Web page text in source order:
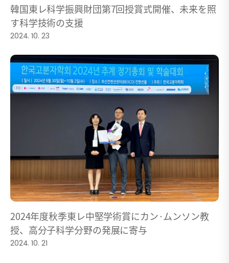
韓国東レ科学振興財団第7回授賞式開催、未来を照
す科学技術の支援
2024. 10. 23
2024年度秋季東レ中堅学術賞にカン·ムンソン教
授、高分子科学分野の発展に寄与
2024. 10. 21